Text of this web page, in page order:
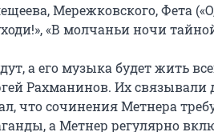
Мережковского, Фета
«В молчаньи ночи
а его музыка будет жить
Рахманинов. Их
что сочинения Метнера
а Метнер регулярно